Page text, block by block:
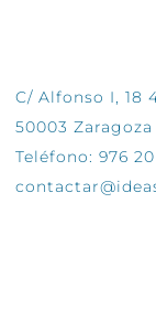
C/ Alfonso I, 18
50003 Zaragoza
Teléfono: 976